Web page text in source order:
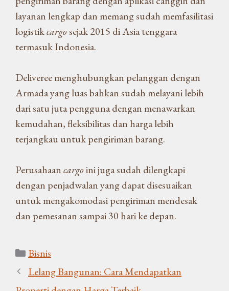
layanan lengkap dan memang sudah memfasilitasi
logistikcargosejak 2015 di Asia tenggara
termasuk Indonesia.
Deliveree menghubungkan pelanggan dengan
Armada yang luas bahkan sudah melayani lebih
dari satu juta pengguna dengan menawarkan
kemudahan, fleksibilitas dan harga lebih
terjangkau untuk pengiriman barang.
Perusahaancargoini juga sudah dilengkapi
dengan penjadwalan yang dapat disesuaikan
untuk mengakomodasi pengiriman mendesak
dan pemesanan sampai 30 hari ke depan.
Kategori
Bisnis
Lelang Bangunan: Cara Mendapatkan